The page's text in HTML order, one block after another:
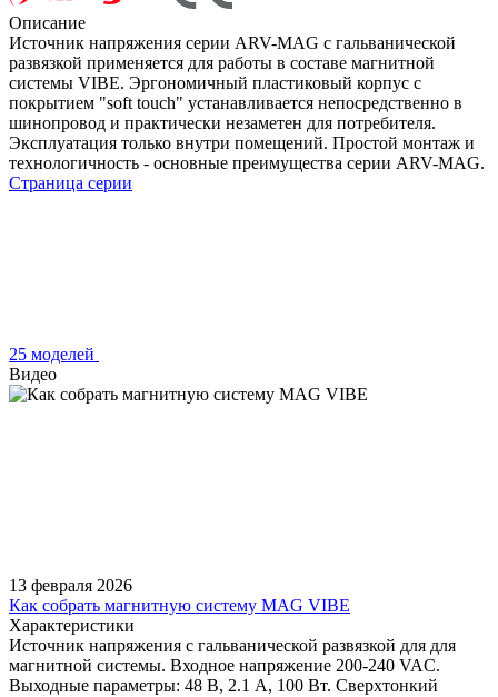
Описание
Источник напряжения серии ARV-MAG с гальванической
развязкой применяется для работы в составе магнитной
системы VIBE. Эргономичный пластиковый корпус с
покрытием "soft touch" устанавливается непосредственно в
шинопровод и практически незаметен для потребителя.
Эксплуатация только внутри помещений. Простой монтаж и
технологичность - основные преимущества серии ARV-MAG.
Страница серии
25 моделей
Видео
13 февраля 2026
Как собрать магнитную систему MAG VIBE
Характеристики
Источник напряжения с гальванической развязкой для для
магнитной системы. Входное напряжение 200-240 VAC.
Выходные параметры: 48 В, 2.1 А, 100 Вт. Сверхтонкий